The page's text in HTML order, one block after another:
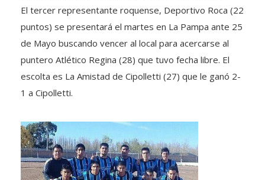
El tercer representante roquense, Deportivo Roca (22
puntos) se presentará el martes en La Pampa ante 25
de Mayo buscando vencer al local para acercarse al
puntero Atlético Regina (28) que tuvo fecha libre. El
escolta es La Amistad de Cipolletti (27) que le ganó 2-
1 a Cipolletti.